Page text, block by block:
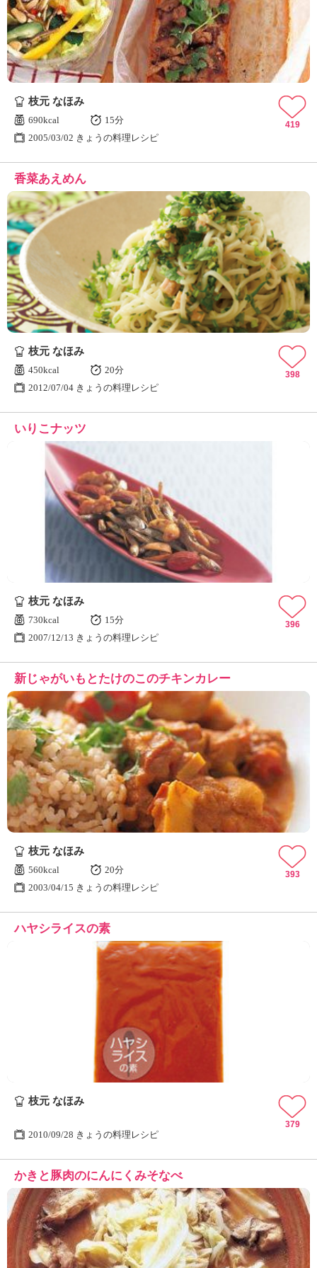
枝元 なほみ
690kcal
15分
2005/03/02 きょうの料理レシピ
419
香菜あえめん
枝元 なほみ
450kcal
20分
2012/07/04 きょうの料理レシピ
398
いりこナッツ
枝元 なほみ
730kcal
15分
2007/12/13 きょうの料理レシピ
396
新じゃがいもとたけのこのチキンカレー
枝元 なほみ
560kcal
20分
2003/04/15 きょうの料理レシピ
393
ハヤシライスの素
枝元 なほみ
2010/09/28 きょうの料理レシピ
379
かきと豚肉のにんにくみそなべ